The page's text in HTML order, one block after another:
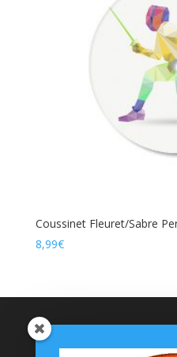
Coussinet Fleuret/Sabre
8,99€
Catégories de